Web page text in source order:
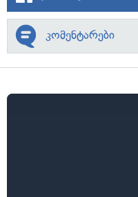
კომენტარები